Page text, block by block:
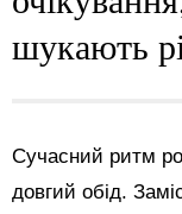
шукають
Сучасний ритм
довгий обід.